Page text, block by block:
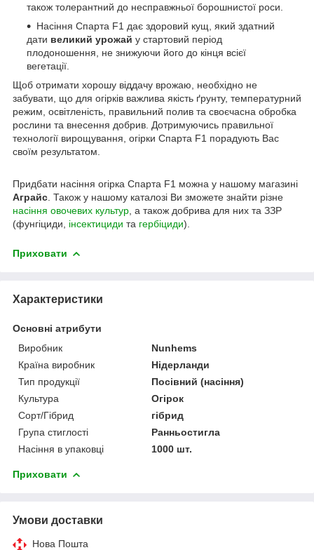
також толерантний до несправжньої борошнистої роси.
Насіння Спарта F1 дає здоровий кущ, який здатний
дати великий урожай у стартовий період
плодоношення, не знижуючи його до кінця всієї
вегетації.
Щоб отримати хорошу віддачу врожаю, необхідно не
забувати, що для огірків важлива якість ґрунту, температурний
режим, освітленість, правильний полив та своєчасна обробка
рослини та внесення добрив. Дотримуючись правильної
технології вирощування, огірки Спарта F1 порадують Вас
своїм результатом.
Придбати насіння огірка Спарта F1 можна у нашому магазині
Аграйс . Також у нашому каталозі Ви зможете знайти різне
насіння овочевих культур , а також добрива для них та ЗЗР
(фунгіциди, інсектициди та гербіциди).
Приховати
Характеристики
Основні атрибути
Виробник
Nunhems
Країна виробник
Нідерланди
Тип продукції
Посівний (насіння)
Культура
Огірок
Сорт/Гібрид
гібрид
Група стиглості
Ранньостигла
Насіння в упаковці
1000 шт.
Приховати
Умови доставки
Нова Пошта